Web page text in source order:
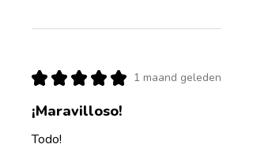
★ ★ ★ ★ ★ 1 maand geleden
¡Maravilloso!
Todo!